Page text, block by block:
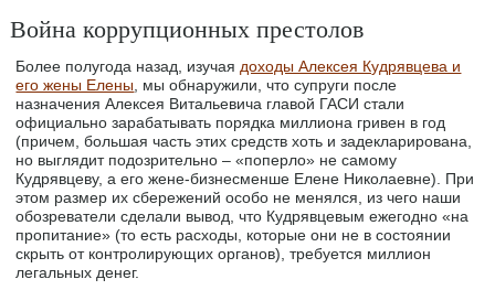
Война коррупционных престолов
Более полугода назад, изучая доходы Алексея Кудрявцева и
его жены Елены , мы обнаружили, что супруги после
назначения Алексея Витальевича главой ГАСИ стали
официально зарабатывать порядка миллиона гривен в год
(причем, большая часть этих средств хоть и задекларирована,
но выглядит подозрительно – «поперло» не самому
Кудрявцеву, а его жене-бизнесменше Елене Николаевне). При
этом размер их сбережений особо не менялся, из чего наши
обозреватели сделали вывод, что Кудрявцевым ежегодно «на
пропитание» (то есть расходы, которые они не в состоянии
скрыть от контролирующих органов), требуется миллион
легальных денег.